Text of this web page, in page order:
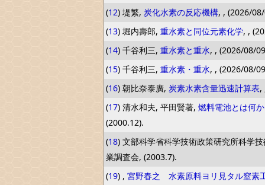
(12) 堤繁, 炭化水素の反応機構, , (2026/
(13) 堀内壽郎, 重水素と同位元素化学, ,
(14) 千谷利三, 重水素と重水, , (2026/08/
(15) 千谷利三, 重水素・重水, , (2026/08/
(16) 朝比奈泰廣, 炭素水素含量迅速計算表,
(17) 清水和夫, 平田賢著, 燃料電池とは何
(2000.12).
(18) 文部科学省科学技術政策研究所科学
業調査会, (2003.7).
(19) , 宮野春之 水素原料ヨリ見タル窒素